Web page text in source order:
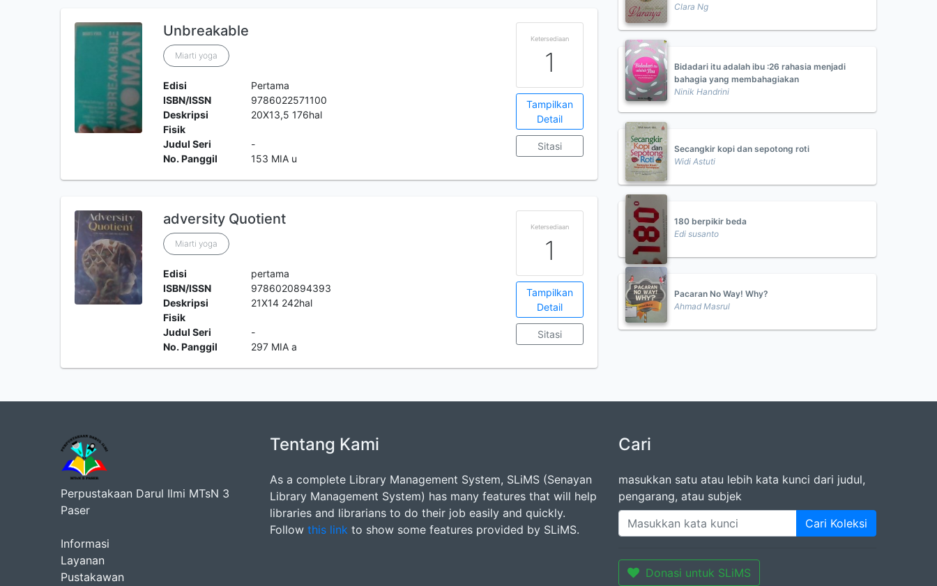
Unbreakable
Miarti yoga
Edisi
Pertama
ISBN/ISSN
9786022571100
Deskripsi
Fisik
20X13,5 176hal
Judul Seri
-
No. Panggil
153 MIA u
Ketersediaan
1
Tampilkan
Detail
Sitasi
adversity Quotient
Miarti yoga
Edisi
pertama
ISBN/ISSN
9786020894393
Deskripsi
Fisik
21X14 242hal
Judul Seri
-
No. Panggil
297 MIA a
Ketersediaan
1
Tampilkan
Detail
Sitasi
Clara Ng
Bidadari itu adalah ibu :26 rahasia menjadi
bahagia yang membahagiakan
Ninik Handrini
Secangkir kopi dan sepotong roti
Widi Astuti
180 berpikir beda
Edi susanto
Pacaran No Way! Why?
Ahmad Masrul
Perpustakaan Darul Ilmi MTsN 3
Paser
Informasi
Layanan
Pustakawan
Tentang Kami
As a complete Library Management System, SLiMS (Senayan
Library Management System) has many features that will help
libraries and librarians to do their job easily and quickly.
Follow this link to show some features provided by SLiMS.
Cari
masukkan satu atau lebih kata kunci dari judul,
pengarang, atau subjek
Cari Koleksi
Donasi untuk SLiMS